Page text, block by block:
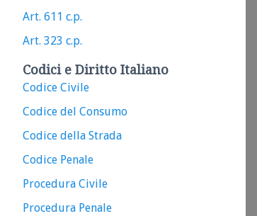
Art. 611 c.p.
Art. 323 c.p.
Codici e Diritto Italiano
Codice Civile
Codice del Consumo
Codice della Strada
Codice Penale
Procedura Civile
Procedura Penale